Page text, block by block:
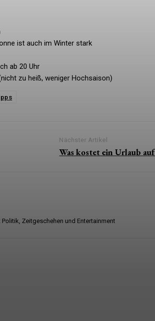
ist auch im Winter stark
ab 20 Uhr
zu heiß, weniger Hochsaison)
Nächster Artikel
Was kostet ein Urlaub
Zeitgeschehen und Entertainment